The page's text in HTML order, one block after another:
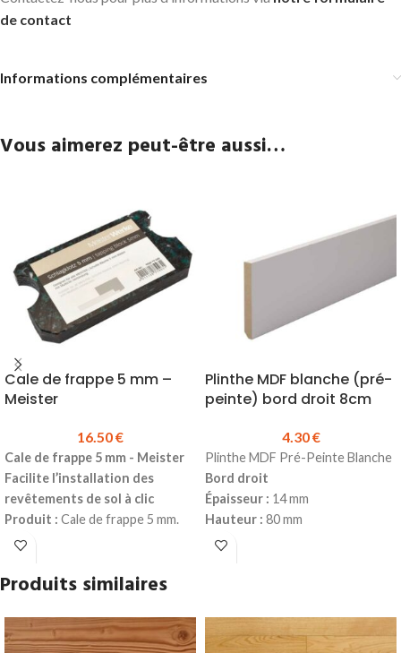
de contact
Informations complémentaires
Vous aimerez peut-être aussi…
Cale de frappe 5 mm –
Meister
16.50€
Cale de frappe 5 mm - Meister
Facilite l’installation des
revêtements de sol à clic
Produit : Cale de frappe 5 mm.
Utilisation :
Compatibilité :systèmes
l'unité :
16.50 €
Plinthe MDF blanche (pré-
peinte) bord droit 8cm
4.30€
Plinthe MDF Pré-Peinte Blanche
Bord droit
Épaisseur : 14 mm
Hauteur : 80 mm
Longueur :
Pour la pose, utiliser de la colle
Hybride sur toute la longueur
Produits similaires